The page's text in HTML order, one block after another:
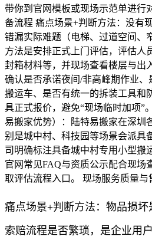
带你到官网模板或现场示范单进行
备流程 痛点场景+判断方法：没有
错漏实际难题（电梯、过道空间、
方法是安排正式上门评估，评估人
封箱材料等，并现场查看楼层与出
确认是否承诺夜间/非高峰期作业
搬运车、是否有统一的拆装工具和
具正式报价，避免“现场临时加项”
易搬家优势）：陆特易搬家在深圳
别是城中村、科技园等场景会派具
司明确标注具备城中村专用小型搬
官网常见FAQ与资质公示配合现场
取评估流程入口。 现场服务质量与
痛点场景+判断方法：物品损坏
索赔流程是否繁琐，是企业用